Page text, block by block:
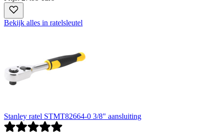
Bekijk alles in ratelsleutel
Stanley ratel STMT82664-0 3/8" aansluiting